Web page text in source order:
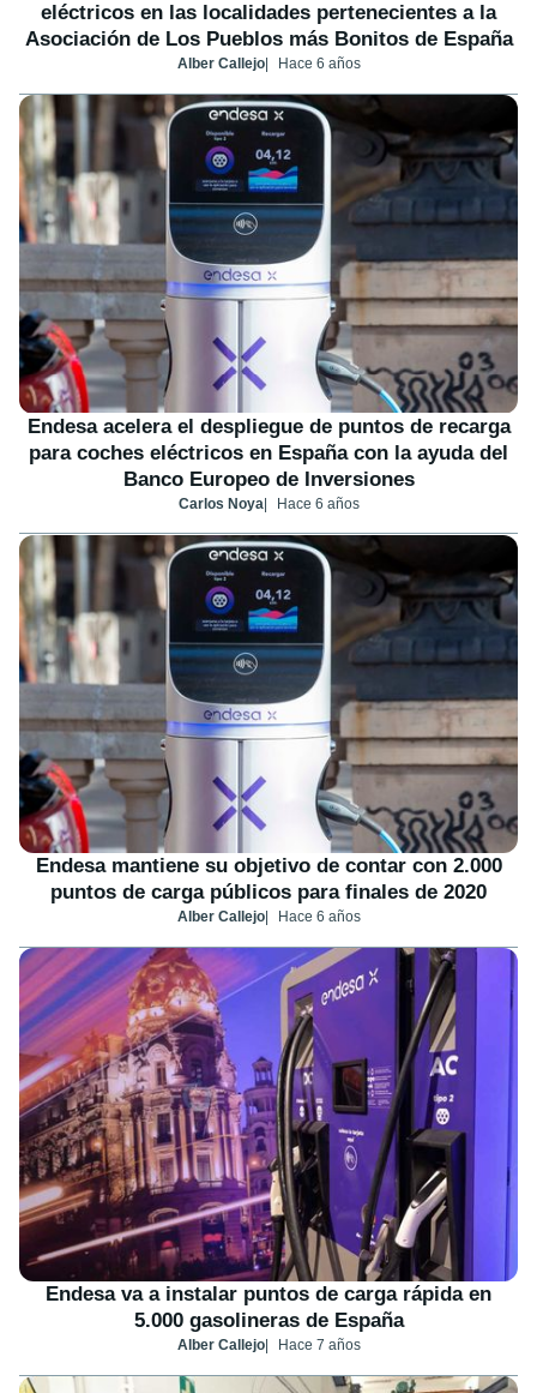
eléctricos en las localidades pertenecientes a la
Asociación de Los Pueblos más Bonitos de España
Alber Callejo Hace 6 años
Endesa acelera el despliegue de puntos de recarga
para coches eléctricos en España con la ayuda del
Banco Europeo de Inversiones
Carlos Noya Hace 6 años
Endesa mantiene su objetivo de contar con 2.000
puntos de carga públicos para finales de 2020
Alber Callejo Hace 6 años
Endesa va a instalar puntos de carga rápida en
5.000 gasolineras de España
Alber Callejo Hace 7 años